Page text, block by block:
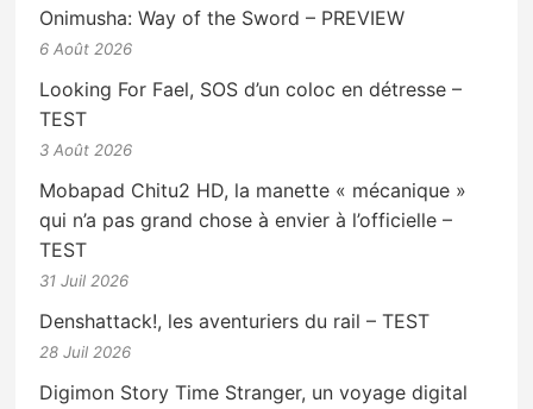
Onimusha: Way of the Sword – PREVIEW
6 Août 2026
Looking For Fael, SOS d’un coloc en détresse –
TEST
3 Août 2026
Mobapad Chitu2 HD, la manette « mécanique »
qui n’a pas grand chose à envier à l’officielle –
TEST
31 Juil 2026
Denshattack!, les aventuriers du rail – TEST
28 Juil 2026
Digimon Story Time Stranger, un voyage digital